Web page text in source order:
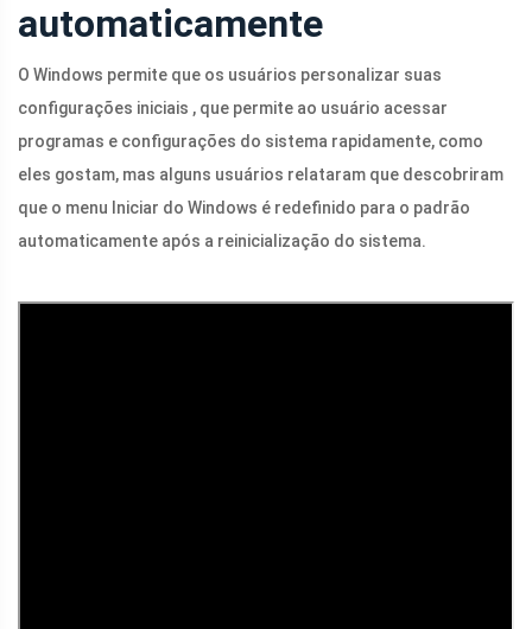
automaticamente
O Windows permite que os usuários personalizar suas
configurações iniciais , que permite ao usuário acessar
programas e configurações do sistema rapidamente, como
eles gostam, mas alguns usuários relataram que descobriram
que o menu Iniciar do Windows é redefinido para o padrão
automaticamente após a reinicialização do sistema.